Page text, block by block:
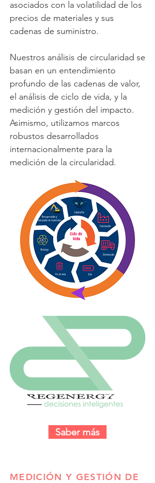
asociados con la volatilidad de los
precios de materiales y sus
cadenas de suministro.
Nuestros análisis de circularidad se
basan en un entendimiento
profundo de las cadenas de valor,
el análisis de ciclo de vida, y la
medición y gestión del impacto.
Asimismo, utilizamos marcos
robustos desarrollados
internacionalmente para la
medición de la circularidad.
Saber más
MEDICIÓN Y GESTIÓN DE